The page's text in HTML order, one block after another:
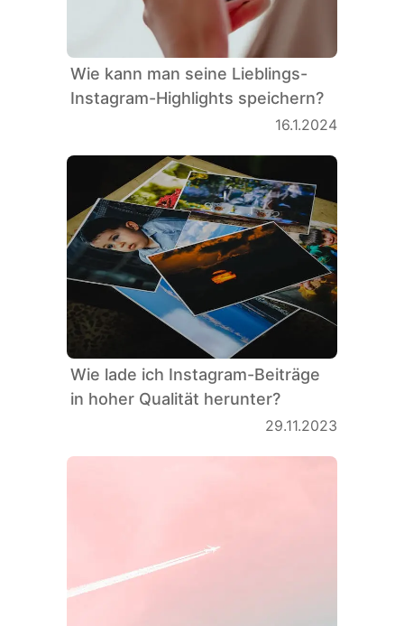
Wie kann man seine Lieblings-
Instagram-Highlights speichern?
16.1.2024
Wie lade ich Instagram-Beiträge
in hoher Qualität herunter?
29.11.2023